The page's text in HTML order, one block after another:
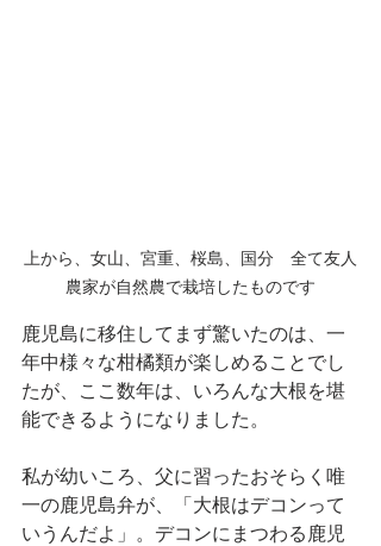
上から、女山、宮重、桜島、国分　全て友人
農家が自然農で栽培したものです
鹿児島に移住してまず驚いたのは、一
年中様々な柑橘類が楽しめることでし
たが、ここ数年は、いろんな大根を堪
能できるようになりました。
私が幼いころ、父に習ったおそらく唯
一の鹿児島弁が、「大根はデコンって
いうんだよ」。デコンにまつわる鹿児